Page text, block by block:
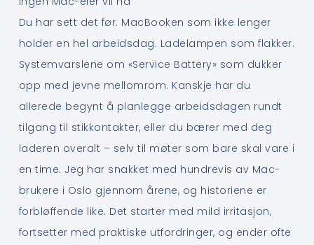
Du har sett det før. MacBooken som ikke lenger
holder en hel arbeidsdag. Ladelampen som flakker.
Systemvarslene om «Service Battery» som dukker
opp med jevne mellomrom. Kanskje har du
allerede begynt å planlegge arbeidsdagen rundt
tilgang til stikkontakter, eller du bærer med deg
laderen overalt – selv til møter som bare skal vare i
en time. Jeg har snakket med hundrevis av Mac-
brukere i Oslo gjennom årene, og historiene er
forbløffende like. Det starter med mild irritasjon,
fortsetter med praktiske utfordringer, og ender ofte